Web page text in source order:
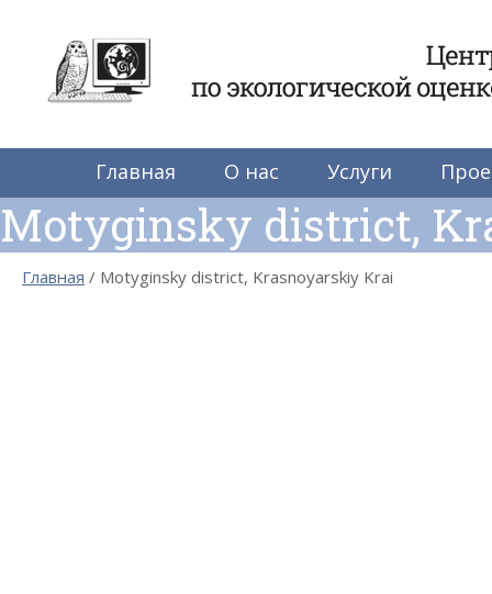
Центр по
Главная О нас Услуги
Motyginsky district,
Главная Motyginsky district, Krasnoyarskiy Krai